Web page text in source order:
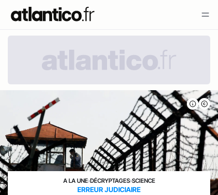
A LA UNE›DÉCRYPTAGES›SCIENCE
ERREUR JUDICIAIRE